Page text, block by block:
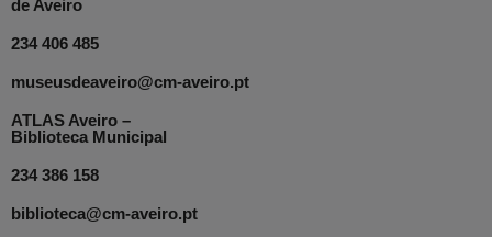
de Aveiro
234 406 485
museusdeaveiro@cm-aveiro.pt
ATLAS Aveiro –
Biblioteca Municipal
234 386 158
biblioteca@cm-aveiro.pt